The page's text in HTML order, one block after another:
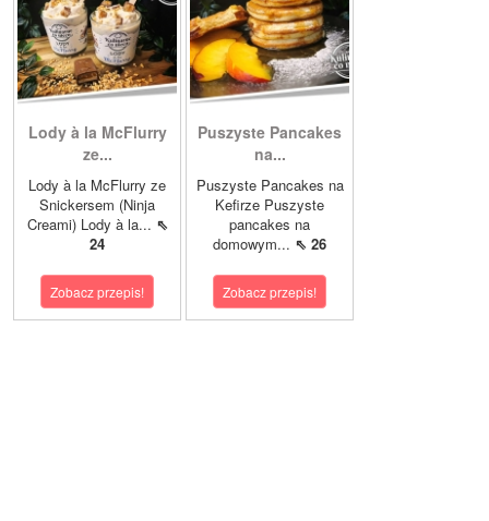
Lody à la McFlurry
ze...
Lody à la McFlurry ze
Snickersem (Ninja
Creami) Lody à la... ⇖
24
Zobacz przepis!
Puszyste Pancakes
na...
Puszyste Pancakes na
Kefirze Puszyste
pancakes na
domowym... ⇖ 26
Zobacz przepis!